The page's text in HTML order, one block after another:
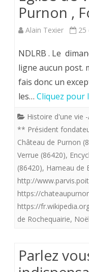
Purnon ,
Alain Texier 25
NDLRB . Le
ligne aucun post.
fais donc un
les… Cliquez pour
Histoire d'une vie
** Président
Château de Purnon
Verrue (86420),
(86420), Hameau de
http://
https://
https://
de Rochequairie,
Parlez